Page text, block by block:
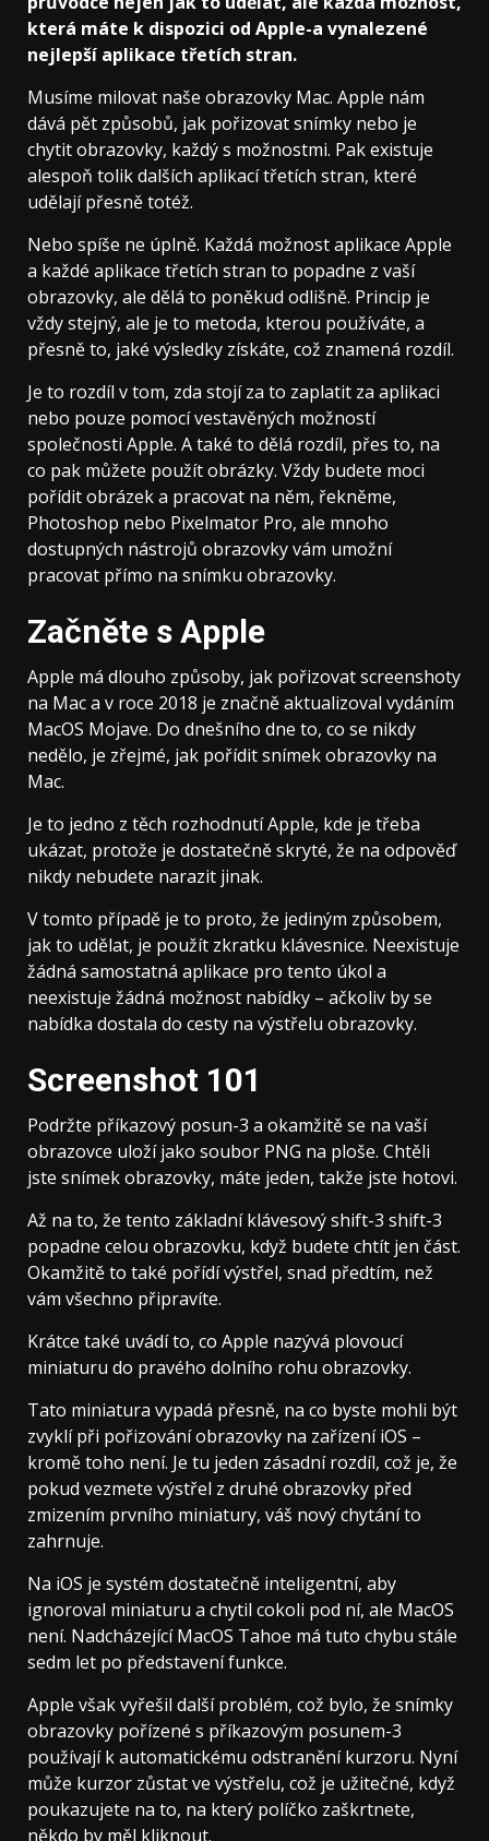
která máte k dispozici od Apple-a vynalezené
nejlepší aplikace třetích stran.
Musíme milovat naše obrazovky Mac. Apple nám
dává pět způsobů, jak pořizovat snímky nebo je
chytit obrazovky, každý s možnostmi. Pak existuje
alespoň tolik dalších aplikací třetích stran, které
udělají přesně totéž.
Nebo spíše ne úplně. Každá možnost aplikace Apple
a každé aplikace třetích stran to popadne z vaší
obrazovky, ale dělá to poněkud odlišně. Princip je
vždy stejný, ale je to metoda, kterou používáte, a
přesně to, jaké výsledky získáte, což znamená rozdíl.
Je to rozdíl v tom, zda stojí za to zaplatit za aplikaci
nebo pouze pomocí vestavěných možností
společnosti Apple. A také to dělá rozdíl, přes to, na
co pak můžete použít obrázky. Vždy budete moci
pořídit obrázek a pracovat na něm, řekněme,
Photoshop nebo Pixelmator Pro, ale mnoho
dostupných nástrojů obrazovky vám umožní
pracovat přímo na snímku obrazovky.
Začněte s Apple
Apple má dlouho způsoby, jak pořizovat screenshoty
na Mac a v roce 2018 je značně aktualizoval vydáním
MacOS Mojave. Do dnešního dne to, co se nikdy
nedělo, je zřejmé, jak pořídit snímek obrazovky na
Mac.
Je to jedno z těch rozhodnutí Apple, kde je třeba
ukázat, protože je dostatečně skryté, že na odpověď
nikdy nebudete narazit jinak.
V tomto případě je to proto, že jediným způsobem,
jak to udělat, je použít zkratku klávesnice. Neexistuje
žádná samostatná aplikace pro tento úkol a
neexistuje žádná možnost nabídky – ačkoliv by se
nabídka dostala do cesty na výstřelu obrazovky.
Screenshot 101
Podržte příkazový posun-3 a okamžitě se na vaší
obrazovce uloží jako soubor PNG na ploše. Chtěli
jste snímek obrazovky, máte jeden, takže jste hotovi.
Až na to, že tento základní klávesový shift-3 shift-3
popadne celou obrazovku, když budete chtít jen část.
Okamžitě to také pořídí výstřel, snad předtím, než
vám všechno připravíte.
Krátce také uvádí to, co Apple nazývá plovoucí
miniaturu do pravého dolního rohu obrazovky.
Tato miniatura vypadá přesně, na co byste mohli být
zvyklí při pořizování obrazovky na zařízení iOS –
kromě toho není. Je tu jeden zásadní rozdíl, což je, že
pokud vezmete výstřel z druhé obrazovky před
zmizením prvního miniatury, váš nový chytání to
zahrnuje.
Na iOS je systém dostatečně inteligentní, aby
ignoroval miniaturu a chytil cokoli pod ní, ale MacOS
není. Nadcházející MacOS Tahoe má tuto chybu stále
sedm let po představení funkce.
Apple však vyřešil další problém, což bylo, že snímky
obrazovky pořízené s příkazovým posunem-3
používají k automatickému odstranění kurzoru. Nyní
může kurzor zůstat ve výstřelu, což je užitečné, když
poukazujete na to, na který políčko zaškrtnete,
někdo by měl kliknout.